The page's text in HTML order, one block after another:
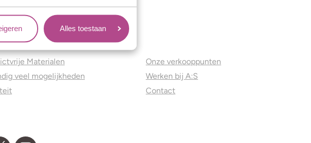
Alles toestaan
voordelen
Materialen
veel mogelijkheden
Onze verkooppunten
Werken bij A:S
Contact